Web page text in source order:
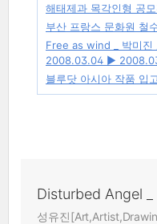
해태제과 목각인형 공
부산 프랑스 문화원 철
Free as wind _ 박미진
2008.03.04 ▶
블루닷 아시아 작품 입고
Disturbed Angel _
성유진